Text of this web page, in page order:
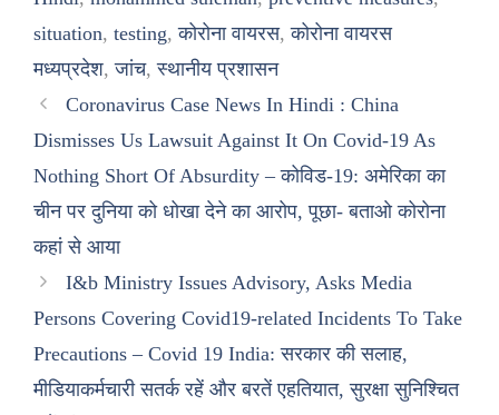
situation, testing,कोरोना वायरस,कोरोना वायरस
मध्यप्रदेश,जांच,स्थानीय प्रशासन
Coronavirus Case News In Hindi : China
Dismisses Us Lawsuit Against It On Covid-19 As
Nothing Short Of Absurdity – कोविड-19: अमेरिका का
चीन पर दुनिया को धोखा देने का आरोप, पूछा- बताओ कोरोना
कहां से आया
I&b Ministry Issues Advisory, Asks Media
Persons Covering Covid19-related Incidents To Take
Precautions – Covid 19 India: सरकार की सलाह,
मीडियाकर्मचारी सतर्क रहें और बरतें एहतियात, सुरक्षा सुनिश्चित